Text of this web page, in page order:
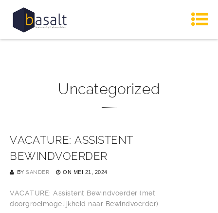
Uncategorized
VACATURE: ASSISTENT
BEWINDVOERDER
BY SANDER ON MEI 21, 2024
VACATURE: Assistent Bewindvoerder (met
doorgroeimogelijkheid naar Bewindvoerder)